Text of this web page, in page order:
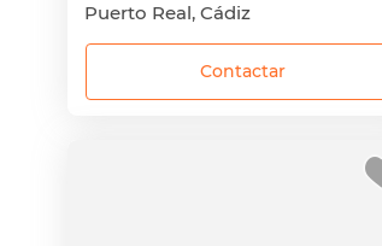
Puerto Real, Cádiz
Contactar